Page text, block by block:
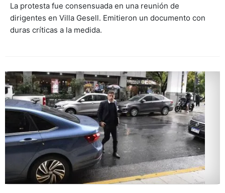
La protesta fue consensuada en una reunión de
dirigentes en Villa Gesell. Emitieron un documento con
duras críticas a la medida.